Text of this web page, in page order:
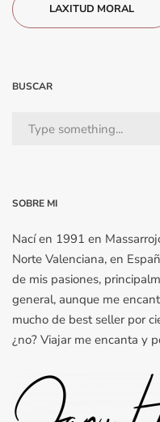
LAXITUD MORAL
BUSCAR
SOBRE MI
Nací en 1991 en
Norte Valenciana, en
de mis pasiones,
general, aunque me
mucho de best seller por
¿no? Viajar me encanta y